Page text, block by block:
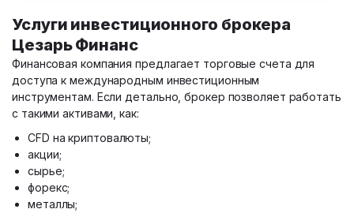
Услуги инвестиционного брокера
Цезарь Финанс
Финансовая компания предлагает торговые счета для
доступа к международным инвестиционным
инструментам. Если детально, брокер позволяет работать
с такими активами, как:
CFD на криптовалюты;
акции;
сырье;
форекс;
металлы;